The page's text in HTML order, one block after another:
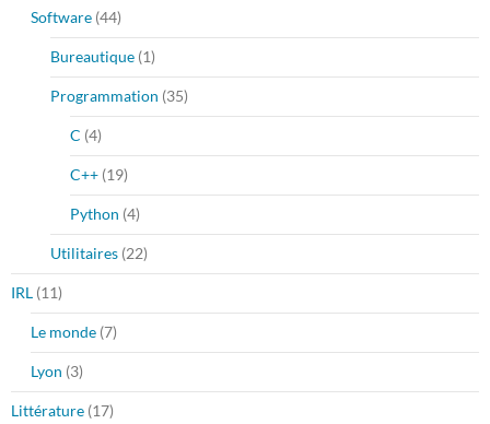
Software (44)
Bureautique (1)
Programmation (35)
C (4)
C++ (19)
Python (4)
Utilitaires (22)
IRL (11)
Le monde (7)
Lyon (3)
Littérature (17)